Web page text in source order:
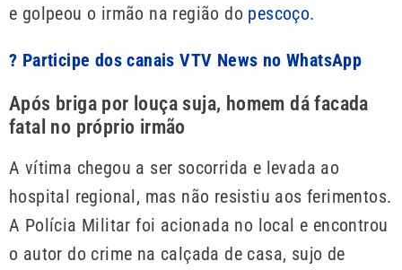
e golpeou o irmão na região do pescoço.
? Participe dos canais VTV News no WhatsApp
Após briga por louça suja, homem dá facada
fatal no próprio irmão
A vítima chegou a ser socorrida e levada ao
hospital regional, mas não resistiu aos ferimentos.
A Polícia Militar foi acionada no local e encontrou
o autor do crime na calçada de casa, sujo de